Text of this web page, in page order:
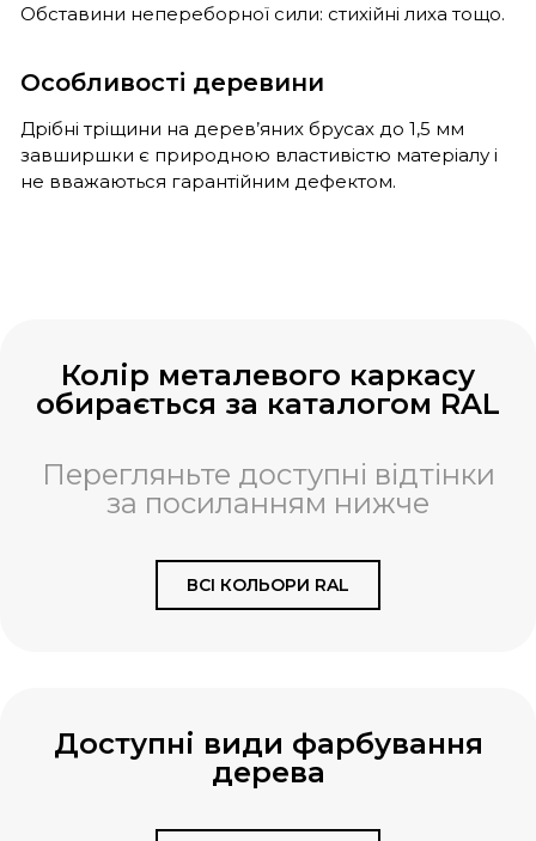
Обставини непереборної сили: стихійні лиха тощо.
Особливості деревини
Дрібні тріщини на дерев’яних брусах до 1,5 мм
завширшки є природною властивістю матеріалу і
не вважаються гарантійним дефектом.
Колір металевого каркасу
обирається за каталогом RAL
Перегляньте доступні відтінки
за посиланням нижче
ВСІ КОЛЬОРИ RAL
Доступні види фарбування
дерева